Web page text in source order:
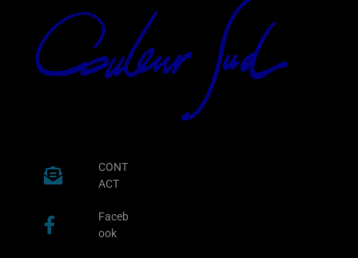
CONT
ACT
Faceb
ook